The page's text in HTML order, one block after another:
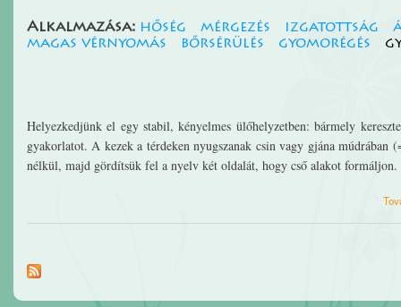
Alkalmazása: hőség mérgezés izgatottság
magas vérnyomás
bőrsérülés gyomorégés
Helyezkedjünk el egy stabil, kényelmes ülőhelyzetben: bármely
gyakorlatot. A kezek a térdeken nyugszanak csin vagy gjána
nélkül, majd gördítsük fel a nyelv két oldalát, hogy cső alakot formáljon.